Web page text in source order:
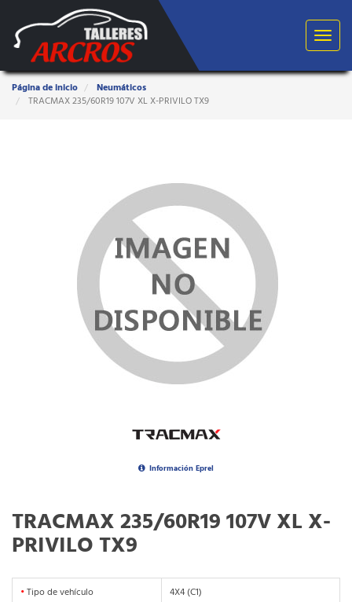
Toggle
Estas
aquí:
Página de inicio
Neumáticos
TRACMAX 235/60R19 107V XL X-PRIVILO TX9
Información Eprel
TRACMAX 235/60R19 107V XL X-
PRIVILO TX9
•Tipo de vehículo
4X4 (C1)